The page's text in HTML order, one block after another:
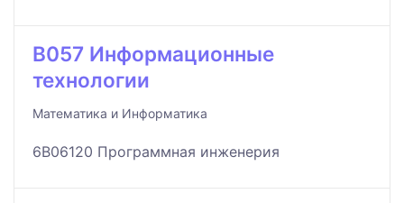
B057 Информационные
технологии
Математика и Информатика
6B06120 Программная инженерия